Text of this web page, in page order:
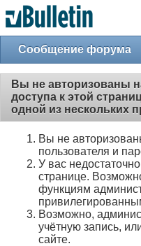
Сообщение форума
Вы не авторизованы
доступа к этой
одной из нескольких
Вы не
пользователя и
У вас
странице.
функциям
Возможно,
учётную запись,
сайте.